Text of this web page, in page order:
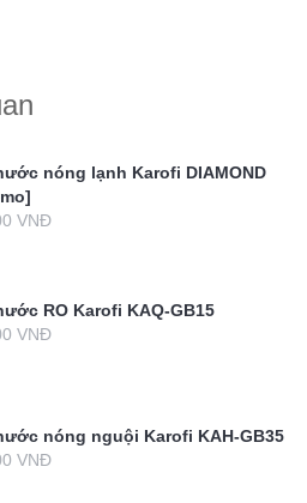
nóng lạnh Karofi DIAMOND
VNĐ
RO Karofi KAQ-GB15
VNĐ
nóng nguội Karofi KAH-GB35
VNĐ